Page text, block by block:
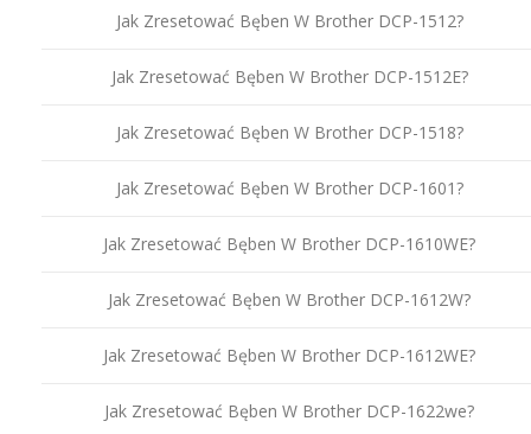
Jak Zresetować Bęben W Brother DCP-1512?
Jak Zresetować Bęben W Brother DCP-1512E?
Jak Zresetować Bęben W Brother DCP-1518?
Jak Zresetować Bęben W Brother DCP-1601?
Jak Zresetować Bęben W Brother DCP-1610WE?
Jak Zresetować Bęben W Brother DCP-1612W?
Jak Zresetować Bęben W Brother DCP-1612WE?
Jak Zresetować Bęben W Brother DCP-1622we?